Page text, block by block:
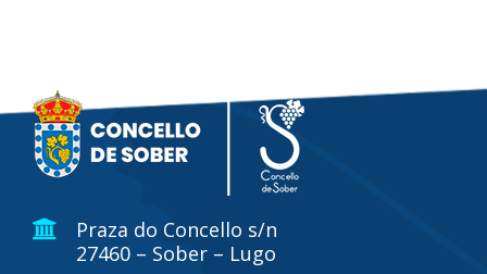
Praza do Concello s/n
27460 – Sober – Lugo